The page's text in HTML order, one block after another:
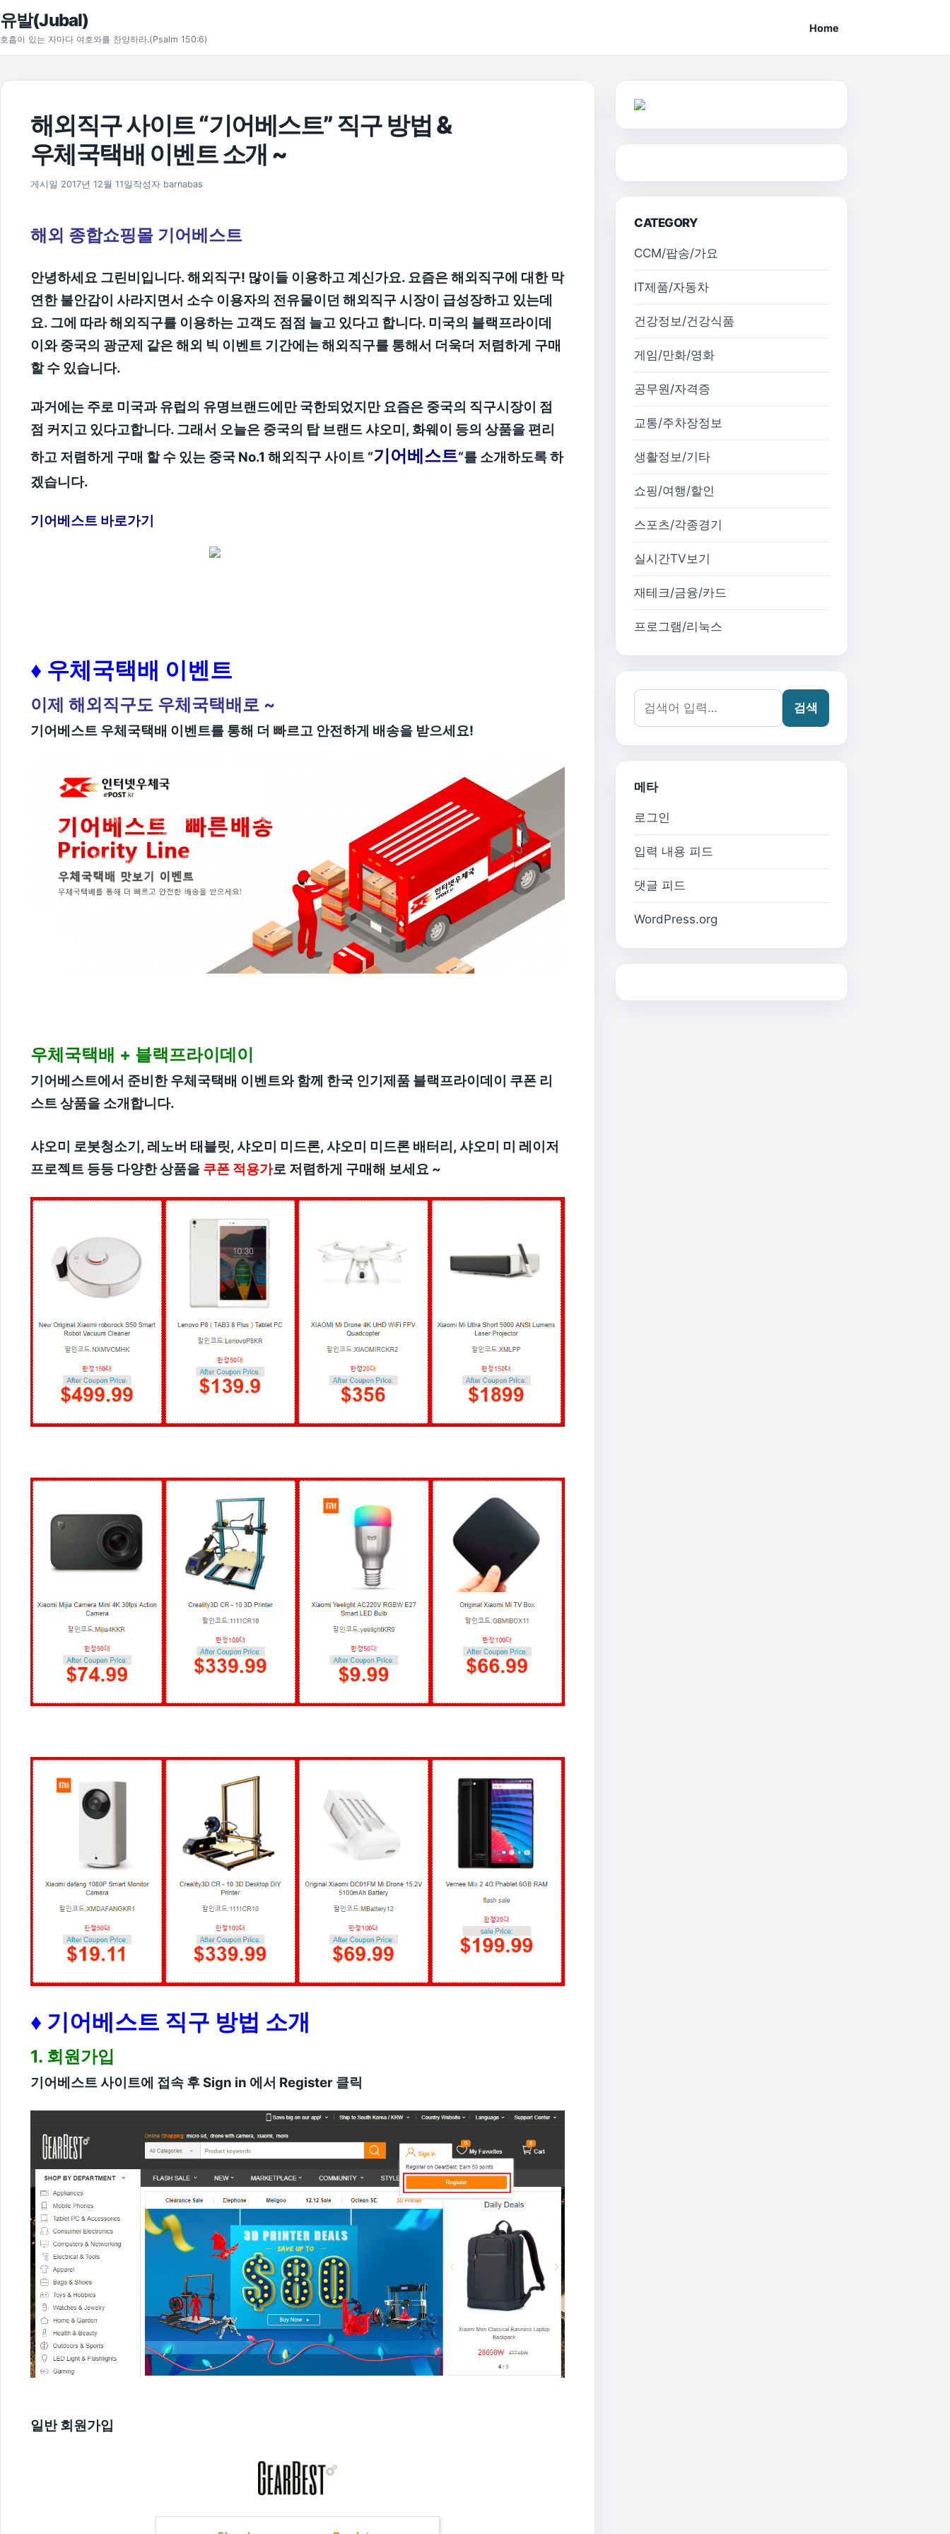
본문으로 건너뛰기
유발(Jubal)
호흡이 있는 자마다 여호와를 찬양하라.(Psalm 150:6)
Home
해외직구 사이트 “기어베스트” 직구 방법 &
우체국택배 이벤트 소개 ~
게시일 2017년 12월 11일 2017년 12월 31일
작성자 barnabas
해외 종합쇼핑몰 기어베스트
안녕하세요 그린비입니다. 해외직구! 많이들 이용하고 계신가요. 요즘은 해외직구에 대한 막
연한 불안감이 사라지면서 소수 이용자의 전유물이던 해외직구 시장이 급성장하고 있는데
요. 그에 따라 해외직구를 이용하는 고객도 점점 늘고 있다고 합니다. 미국의 블랙프라이데
이와 중국의 광군제 같은 해외 빅 이벤트 기간에는 해외직구를 통해서 더욱더 저렴하게 구매
할 수 있습니다.
과거에는 주로 미국과 유럽의 유명브랜드에만 국한되었지만 요즘은 중국의 직구시장이 점
점 커지고 있다고합니다. 그래서 오늘은 중국의 탑 브랜드 샤오미, 화웨이 등의 상품을 편리
하고 저렴하게 구매 할 수 있는 중국 No.1 해외직구 사이트 “기어베스트“를 소개하도록 하
겠습니다.
기어베스트 바로가기
♦ 우체국택배 이벤트
이제 해외직구도 우체국택배로 ~
기어베스트 우체국택배 이벤트를 통해 더 빠르고 안전하게 배송을 받으세요!
우체국택배 + 블랙프라이데이
기어베스트에서 준비한 우체국택배 이벤트와 함께 한국 인기제품 블랙프라이데이 쿠폰 리
스트 상품을 소개합니다.
샤오미 로봇청소기, 레노버 태블릿, 샤오미 미드론, 샤오미 미드론 배터리, 샤오미 미 레이저
프로젝트 등등 다양한 상품을 쿠폰 적용가로 저렴하게 구매해 보세요 ~
♦ 기어베스트 직구 방법 소개
1. 회원가입
기어베스트 사이트에 접속 후 Sign in 에서 Register 클릭
일반 회원가입
CATEGORY
CCM/팝송/가요
IT제품/자동차
건강정보/건강식품
게임/만화/영화
공무원/자격증
교통/주차장정보
생활정보/기타
쇼핑/여행/할인
스포츠/각종경기
실시간TV보기
재테크/금융/카드
프로그램/리눅스
검색어:
검색
메타
로그인
입력 내용 피드
댓글 피드
WordPress.org